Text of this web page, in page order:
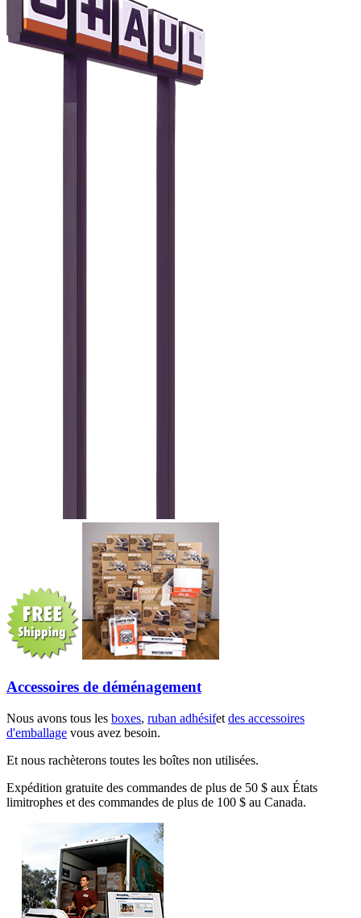
Accessoires de déménagement
Nous avons tous les boxes, ruban adhésifet des accessoires
d'emballage vous avez besoin.
Et nous rachèterons toutes les boîtes non utilisées.
Expédition gratuite des commandes de plus de 50 $ aux États
limitrophes et des commandes de plus de 100 $ au Canada.